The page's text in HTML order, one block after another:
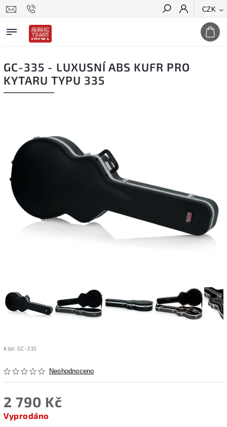
CZK
Hledat
GC-335 - LUXUSNÍ ABS KUFR PRO
KYTARU TYPU 335
Kód: GC-335
Neohodnoceno
2 790 Kč
Vyprodáno